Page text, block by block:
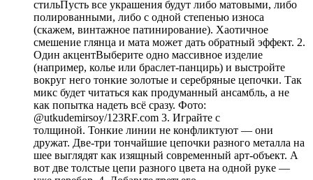
стильПусть все украшения будут либо матовыми, либо
полированными, либо с одной степенью износа
(скажем, винтажное патинирование). Хаотичное
смешение глянца и мата может дать обратный эффект. 2.
Один акцентВыберите одно массивное изделие
(например, колье или браслет-панцирь) и выстройте
вокруг него тонкие золотые и серебряные цепочки. Так
микс будет читаться как продуманный ансамбль, а не
как попытка надеть всё сразу. Фото:
@utkudemirsoy/123RF.com 3. Играйте с
толщиной. Тонкие линии не конфликтуют — они
дружат. Две-три тончайшие цепочки разного металла на
шее выглядят как изящный современный арт-объект. А
вот две толстые цепи разного цвета на одной руке —